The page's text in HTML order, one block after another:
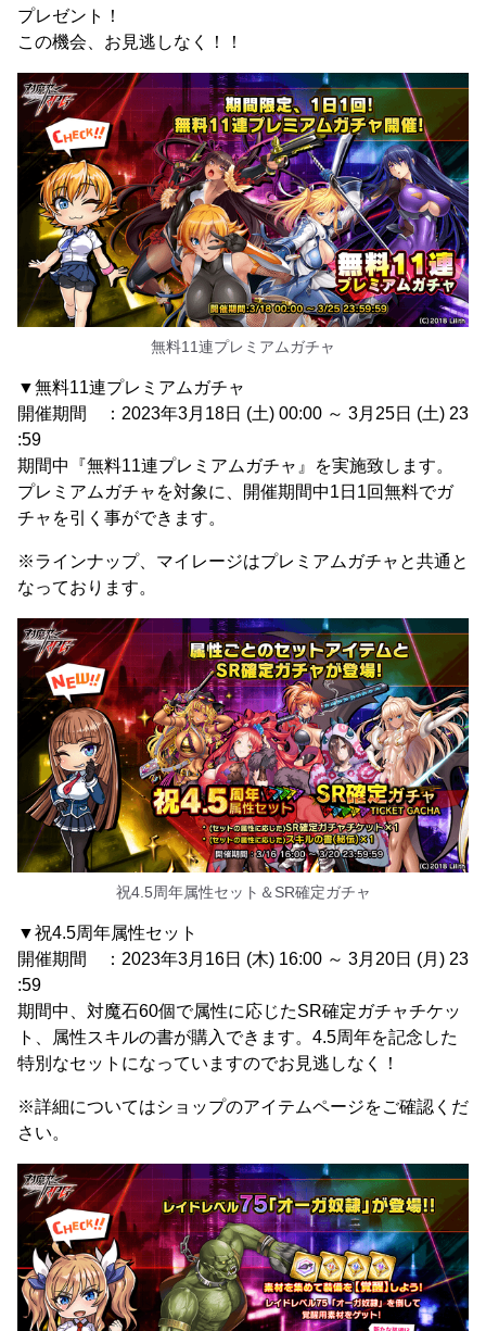
プレゼント！
この機会、お見逃しなく！！
無料11連プレミアムガチャ
▼無料11連プレミアムガチャ
開催期間 ：2023年3月18日 (土) 00:00 ～ 3月25日 (土) 23
:59
期間中『無料11連プレミアムガチャ』を実施致します。
プレミアムガチャを対象に、開催期間中1日1回無料でガ
チャを引く事ができます。
※ラインナップ、マイレージはプレミアムガチャと共通と
なっております。
祝4.5周年属性セット＆SR確定ガチャ
▼祝4.5周年属性セット
開催期間 ：2023年3月16日 (木) 16:00 ～ 3月20日 (月) 23
:59
期間中、対魔石60個で属性に応じたSR確定ガチャチケッ
ト、属性スキルの書が購入できます。4.5周年を記念した
特別なセットになっていますのでお見逃しなく！
※詳細についてはショップのアイテムページをご確認くだ
さい。